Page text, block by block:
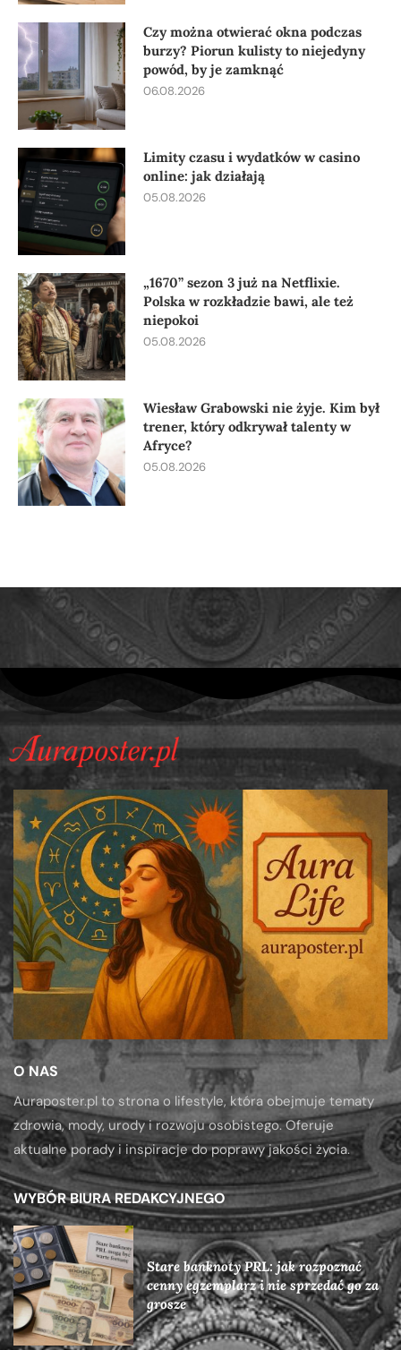
Czy można otwierać okna podczas
burzy? Piorun kulisty to niejedyny
powód, by je zamknąć
06.08.2026
Limity czasu i wydatków w casino
online: jak działają
05.08.2026
„1670” sezon 3 już na Netflixie.
Polska w rozkładzie bawi, ale też
niepokoi
05.08.2026
Wiesław Grabowski nie żyje. Kim był
trener, który odkrywał talenty w
Afryce?
05.08.2026
O NAS
Auraposter.pl to strona o lifestyle, która obejmuje tematy
zdrowia, mody, urody i rozwoju osobistego. Oferuje
aktualne porady i inspiracje do poprawy jakości życia.
WYBÓR BIURA REDAKCYJNEGO
Stare banknoty PRL: jak rozpoznać
cenny egzemplarz i nie sprzedać go za
grosze